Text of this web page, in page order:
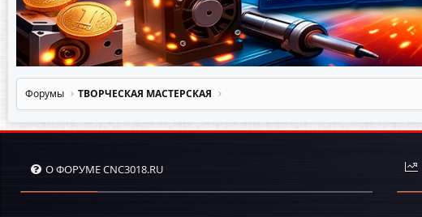
Форумы ТВОРЧЕСКАЯ МАСТЕРСКАЯ
О ФОРУМЕ CNC3018.RU